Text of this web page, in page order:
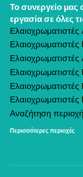
Το συνεργείο μας
εργασία σε όλες
Ελαιοχρωματιστές
Ελαιοχρωματιστές
Ελαιοχρωματιστές
Ελαιοχρωματιστές
Αναζήτηση
Περισσότερες περιοχές